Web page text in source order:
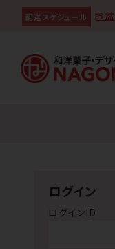
配送スケジュール お
ログイン
ログインID